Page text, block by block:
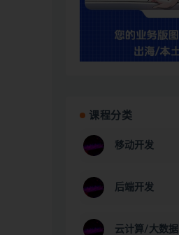
课程分类
移动开发
后端开发
云计算/大数据